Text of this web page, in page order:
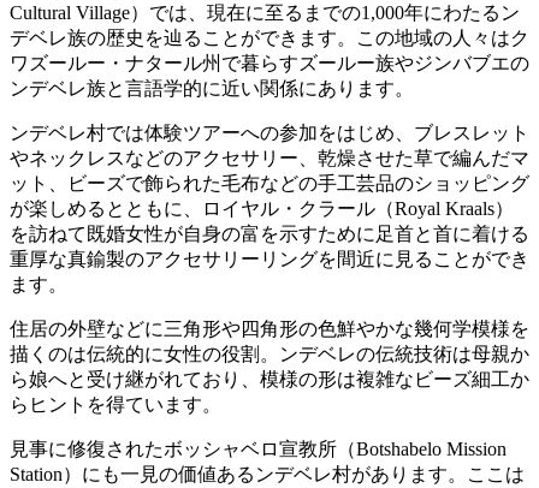
Cultural Village）では、現在に至るまでの1,000年にわたるン
デベレ族の歴史を辿ることができます。この地域の人々はク
ワズールー・ナタール州で暮らすズールー族やジンバブエの
ンデベレ族と言語学的に近い関係にあります。
ンデベレ村では体験ツアーへの参加をはじめ、ブレスレット
やネックレスなどのアクセサリー、乾燥させた草で編んだマ
ット、ビーズで飾られた毛布などの手工芸品のショッピング
が楽しめるとともに、ロイヤル・クラール（Royal Kraals）
を訪ねて既婚女性が自身の富を示すために足首と首に着ける
重厚な真鍮製のアクセサリーリングを間近に見ることができ
ます。
住居の外壁などに三角形や四角形の色鮮やかな幾何学模様を
描くのは伝統的に女性の役割。ンデベレの伝統技術は母親か
ら娘へと受け継がれており、模様の形は複雑なビーズ細工か
らヒントを得ています。
見事に修復されたボッシャベロ宣教所（Botshabelo Mission
Station）にも一見の価値あるンデベレ村があります。ここは